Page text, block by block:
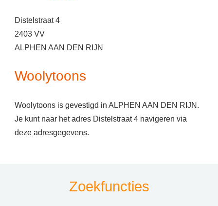
Distelstraat 4
2403 VV
ALPHEN AAN DEN RIJN
Woolytoons
Woolytoons is gevestigd in ALPHEN AAN DEN RIJN.
Je kunt naar het adres Distelstraat 4 navigeren via
deze adresgegevens.
Zoekfuncties